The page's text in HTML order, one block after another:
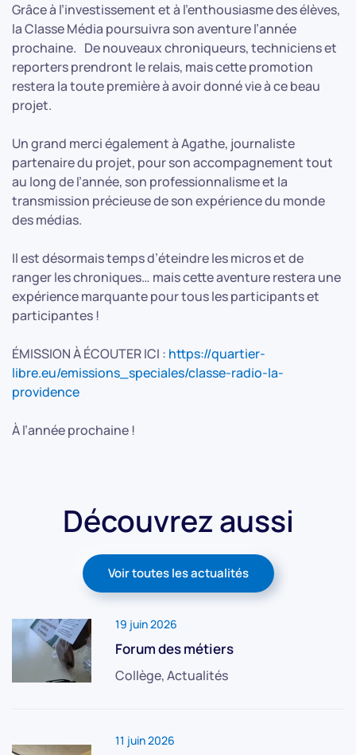
Grâce à l’investissement et à l’enthousiasme des élèves,
la Classe Média poursuivra son aventure l’année
prochaine. De nouveaux chroniqueurs, techniciens et
reporters prendront le relais, mais cette promotion
restera la toute première à avoir donné vie à ce beau
projet.
Un grand merci également à Agathe, journaliste
partenaire du projet, pour son accompagnement tout
au long de l’année, son professionnalisme et la
transmission précieuse de son expérience du monde
des médias.
Il est désormais temps d’éteindre les micros et de
ranger les chroniques… mais cette aventure restera une
expérience marquante pour tous les participants et
participantes !
ÉMISSION À ÉCOUTER ICI : https://quartier-
libre.eu/emissions_speciales/classe-radio-la-
providence
À l’année prochaine !
Découvrez aussi
Voir toutes les actualités
19 juin 2026
Forum des métiers
Collège, Actualités
11 juin 2026